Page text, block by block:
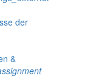
der
&